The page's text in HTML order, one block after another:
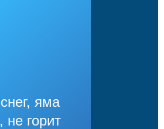
яма
не горит